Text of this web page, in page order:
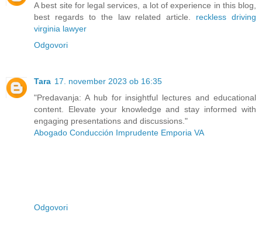
A best site for legal services, a lot of experience in this blog,
best regards to the law related article. reckless driving
virginia lawyer
Odgovori
Tara 17. november 2023 ob 16:35
"Predavanja: A hub for insightful lectures and educational
content. Elevate your knowledge and stay informed with
engaging presentations and discussions."
Abogado Conducción Imprudente Emporia VA
Odgovori